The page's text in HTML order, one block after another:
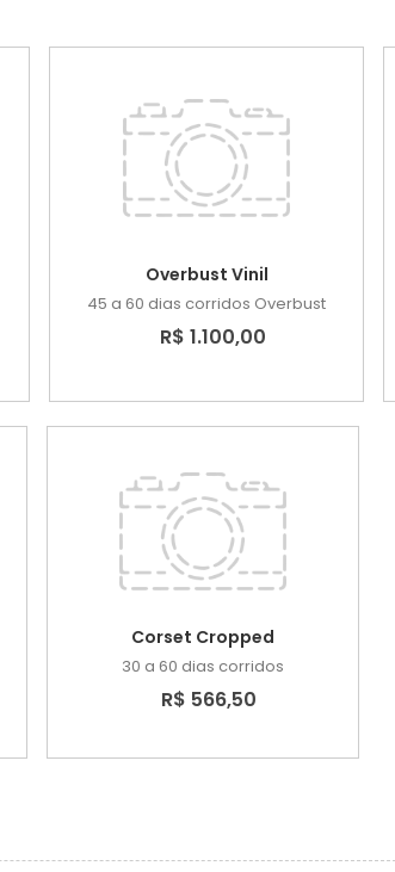
Overbust Vinil
45 a 60 dias corridos Overbust
R$ 1.100,00
Corset Cropped
30 a 60 dias corridos
R$ 566,50